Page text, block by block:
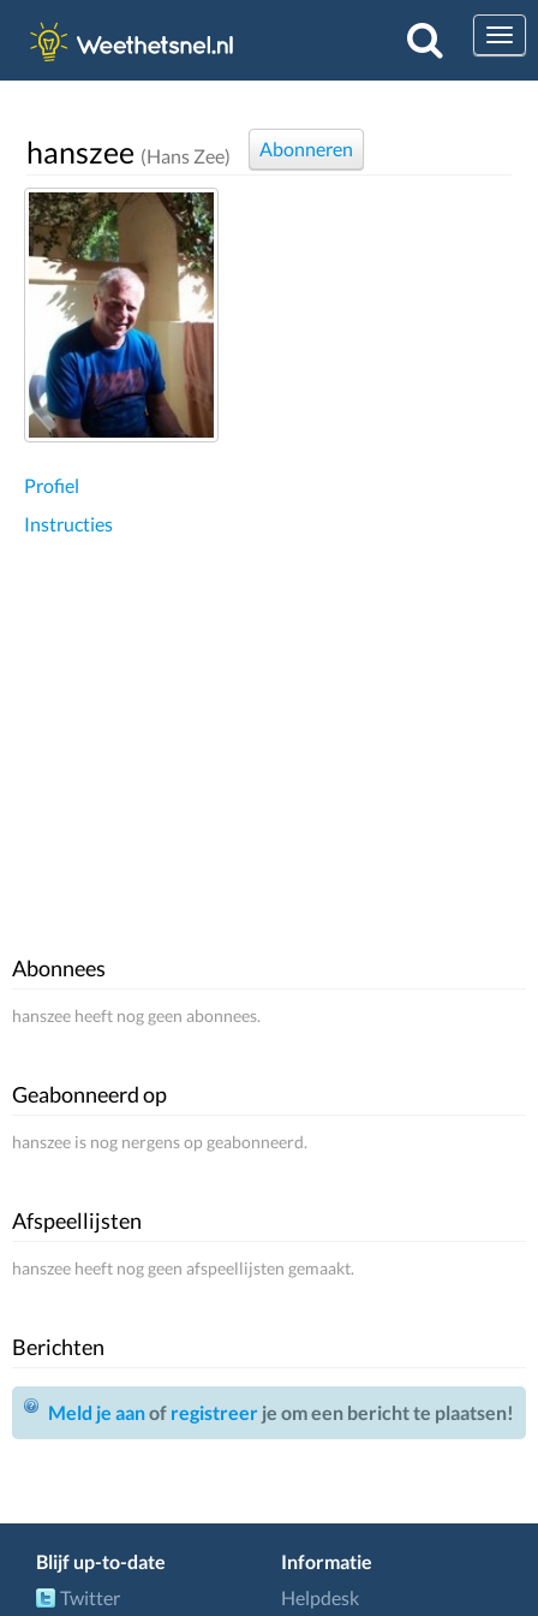
hanszee (Hans Zee) Abonneren
Profiel
Instructies
Abonnees
hanszee heeft nog geen abonnees.
Geabonneerd op
hanszee is nog nergens op geabonneerd.
Afspeellijsten
hanszee heeft nog geen afspeellijsten gemaakt.
Berichten
Meld je aanof registreer je om een bericht te plaatsen!
Blijf up-to-date
Twitter
Informatie
Helpdesk